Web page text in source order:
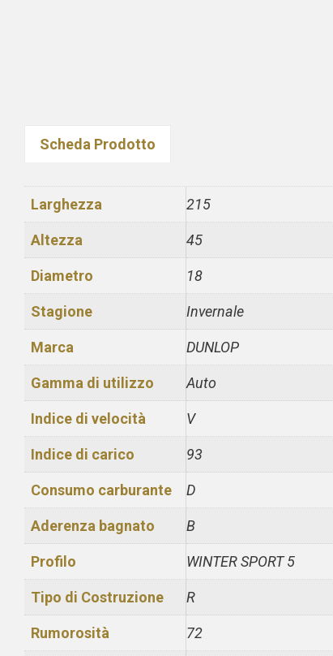
Scheda Prodotto
Larghezza 215
Altezza 45
Diametro 18
Stagione Invernale
Marca DUNLOP
Gamma di utilizzo Auto
Indice di velocità V
Indice di carico 93
Consumo carburante D
Aderenza bagnato B
Profilo WINTER SPORT 5
Tipo di Costruzione R
Rumorosità 72